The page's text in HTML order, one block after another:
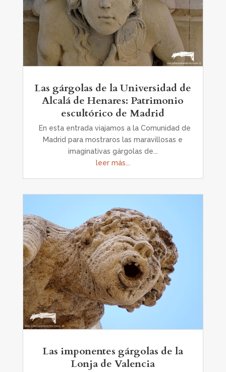
Las gárgolas de la Universidad de
Alcalá de Henares: Patrimonio
escultórico de Madrid
En esta entrada viajamos a la Comunidad de
Madrid para mostraros las maravillosas e
imaginativas gárgolas de...
leer más...
Las imponentes gárgolas de la
Lonja de Valencia